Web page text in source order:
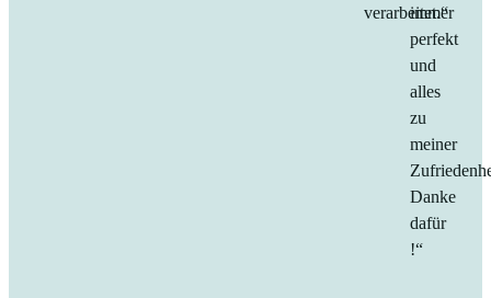
verarbeitet.“
immer
perfekt
und
alles
zu
meiner
Danke
dafür
!“